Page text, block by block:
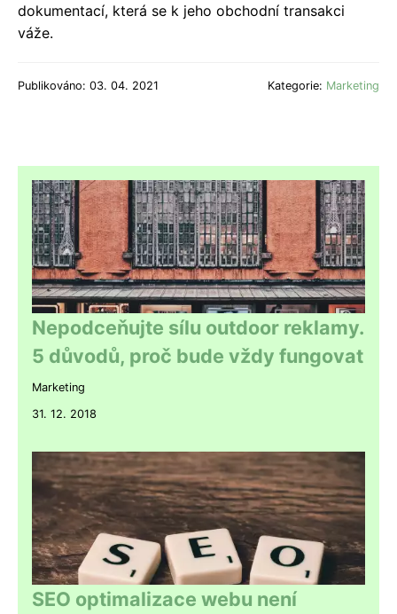
dokumentací, která se k jeho obchodní transakci
váže.
Publikováno: 03. 04. 2021 Kategorie: Marketing
Nepodceňujte sílu outdoor reklamy.
5 důvodů, proč bude vždy fungovat
Marketing
31. 12. 2018
SEO optimalizace webu není